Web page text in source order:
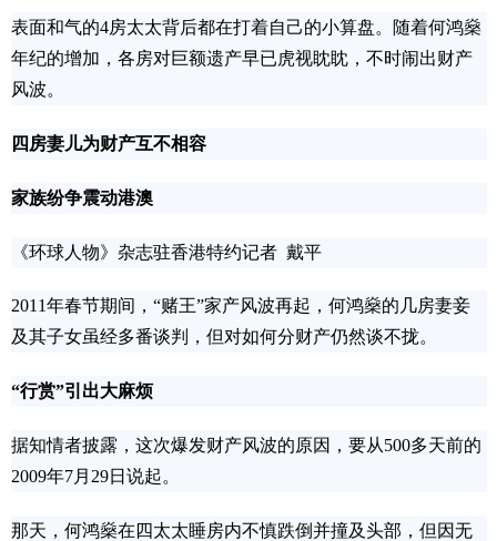
表面和气的4房太太背后都在打着自己的小算盘。随着何鸿燊
年纪的增加，各房对巨额遗产早已虎视眈眈，不时闹出财产
风波。
四房妻儿为财产互不相容
家族纷争震动港澳
《环球人物》杂志驻香港特约记者 戴平
2011年春节期间，“赌王”家产风波再起，何鸿燊的几房妻妾
及其子女虽经多番谈判，但对如何分财产仍然谈不拢。
“行赏”引出大麻烦
据知情者披露，这次爆发财产风波的原因，要从500多天前的
2009年7月29日说起。
那天，何鸿燊在四太太睡房内不慎跌倒并撞及头部，但因无